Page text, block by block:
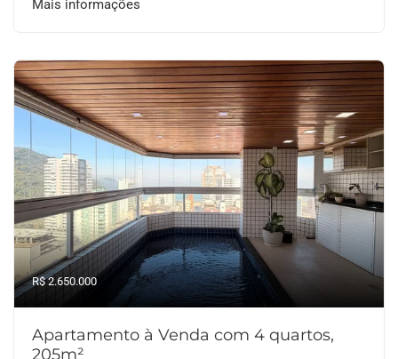
Mais informações
R$ 2.650.000
Apartamento à Venda com 4 quartos,
205m²